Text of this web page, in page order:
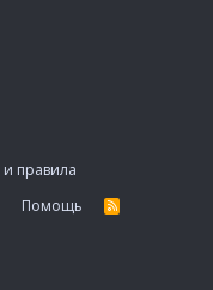
правила
Помощь
R